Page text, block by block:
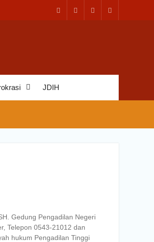
JDIH
Gedung Pengadilan Negeri
Telepon 0543-21012 dan
hukum Pengadilan Tinggi